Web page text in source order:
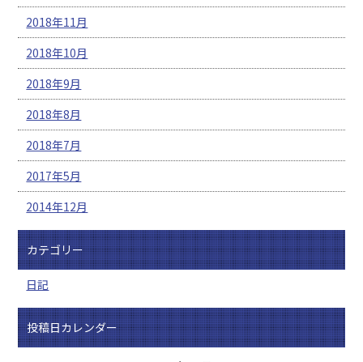
2018年11月
2018年10月
2018年9月
2018年8月
2018年7月
2017年5月
2014年12月
カテゴリー
日記
投稿日カレンダー